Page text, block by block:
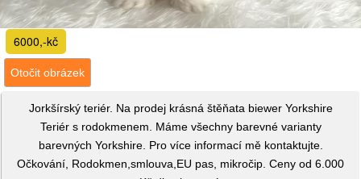
6000,-kč
Otočit obrázek
Jorkšírský teriér. Na prodej krásná štěňata biewer Yorkshire
Teriér s rodokmenem. Máme všechny barevné varianty
barevných Yorkshire. Pro více informací mě kontaktujte.
Očkování, Rodokmen,smlouva,EU pas, mikročip. Ceny od 6.000